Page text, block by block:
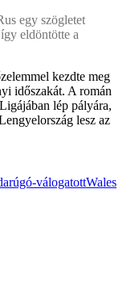
egy szögletet
eldöntötte a
kezdte meg
időszakát. A román
lép pályára,
lesz az
válogatottWales